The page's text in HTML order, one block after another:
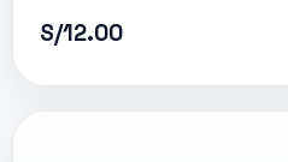
S/12.00